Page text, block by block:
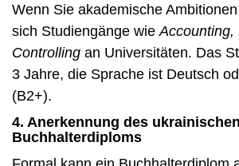
Wenn Sie akademische
sich Studiengänge wie Accounting,
Controlling an Universitäten. Das
3 Jahre, die Sprache ist Deutsch
(B2+).
4. Anerkennung des ukrainischen
Buchhalterdiploms